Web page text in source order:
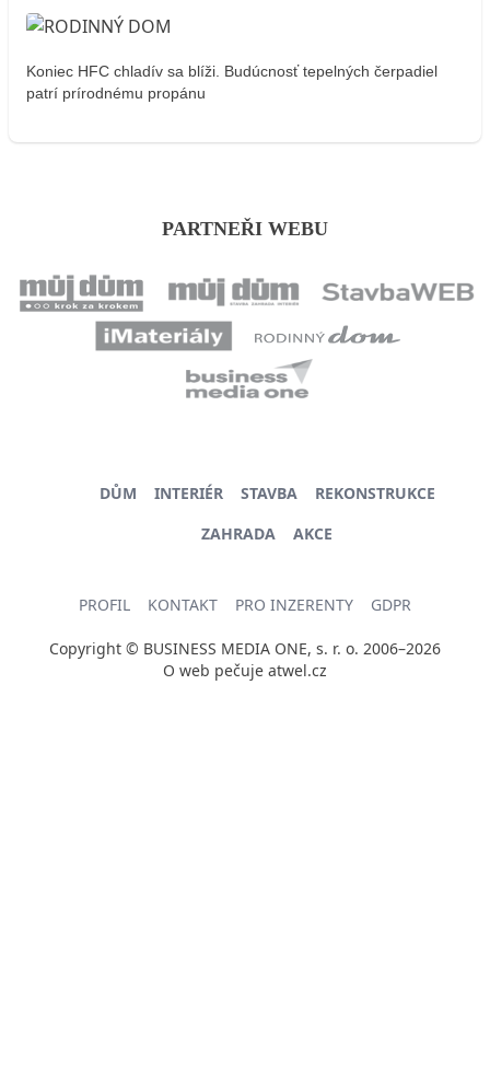
Koniec HFC chladív sa blíži. Budúcnosť tepelných čerpadiel
patrí prírodnému propánu
PARTNEŘI WEBU
DŮM INTERIÉR STAVBA
REKONSTRUKCE
ZAHRADA
AKCE
PROFIL KONTAKT PRO INZERENTY GDPR
Copyright © BUSINESS MEDIA ONE, s. r. o. 2006–2026